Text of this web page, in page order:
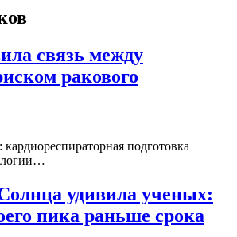
связь между
ракового
подготовка
удивила ученых:
пика раньше срока